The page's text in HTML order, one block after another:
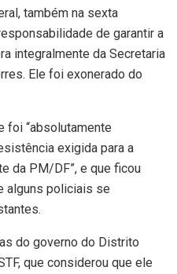
também na sexta
de garantir a
integralmente da Secretaria
Ele foi exonerado do
foi “absolutamente
exigida para a
da PM/DF”, e que ficou
alguns policiais se
do governo do Distrito
que considerou que ele